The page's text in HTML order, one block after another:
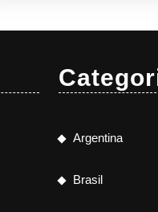
Argentina
Brasil